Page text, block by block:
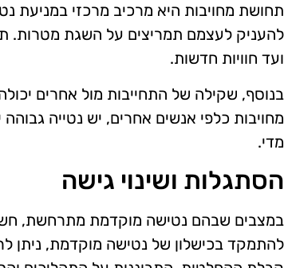
תחושת מחויבות היא מרכיב מרכזי במניעת
להעניק לעצמם תמריצים על השגת מטרות.
ועד חוויות חדשות.
בנוסף, שקילה של התחייבות מול אחרים
מחויבות כלפי אנשים אחרים, יש נטייה
מדי.
הסתגלות ושינוי גישה
במצבים שבהם נטישה מוקדמת מתרחשת,
להתמקד בכישלון של נטישה מוקדמת, ניתן